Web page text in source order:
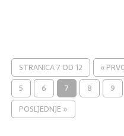
STRANICA 7 OD 12 «
5
6 7 8 9
POSLJEDNJE »